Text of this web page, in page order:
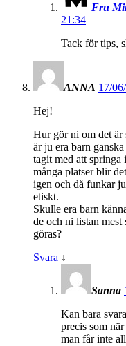
Fru
21:34
Tack för tips,
ANNA 17/
Hej!
Hur gör ni om det är
är ju era barn
tagit med att springa
många platser blir
igen och då funkar
etiskt.
Skulle era barn
de och ni listan mest
göras?
Svara ↓
Sanna
Kan bara
precis som
man får inte